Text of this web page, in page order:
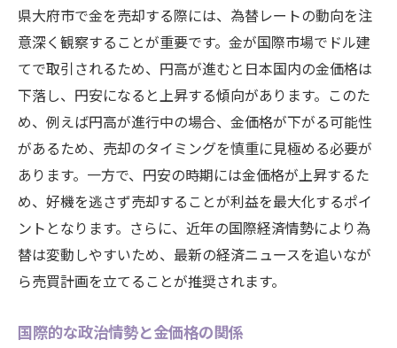
県大府市で金を売却する際には、為替レートの動向を注
意深く観察することが重要です。金が国際市場でドル建
てで取引されるため、円高が進むと日本国内の金価格は
下落し、円安になると上昇する傾向があります。このた
め、例えば円高が進行中の場合、金価格が下がる可能性
があるため、売却のタイミングを慎重に見極める必要が
あります。一方で、円安の時期には金価格が上昇するた
め、好機を逃さず売却することが利益を最大化するポイ
ントとなります。さらに、近年の国際経済情勢により為
替は変動しやすいため、最新の経済ニュースを追いなが
ら売買計画を立てることが推奨されます。
国際的な政治情勢と金価格の関係